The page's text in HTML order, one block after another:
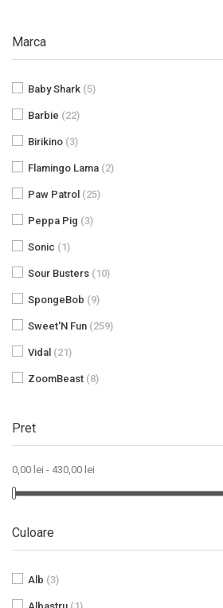
Marca
Baby Shark (5)
Barbie (22)
Birikino (3)
Flamingo Lama (2)
Paw Patrol (25)
Peppa Pig (3)
Sonic (1)
Sour Busters (10)
SpongeBob (9)
Sweet'N Fun (259)
Vidal (21)
ZoomBeast (8)
Pret
0,00 lei - 430,00 lei
Culoare
Alb (3)